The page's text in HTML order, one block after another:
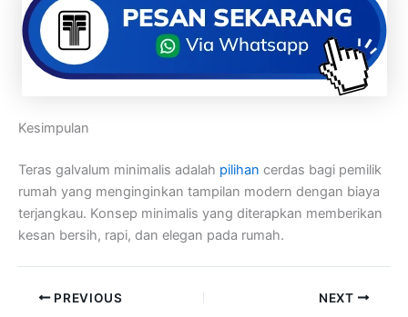
Kesimpulan
Teras galvalum minimalis adalah pilihan cerdas bagi pemilik
rumah yang menginginkan tampilan modern dengan biaya
terjangkau. Konsep minimalis yang diterapkan memberikan
kesan bersih, rapi, dan elegan pada rumah.
PREVIOUS NEXT